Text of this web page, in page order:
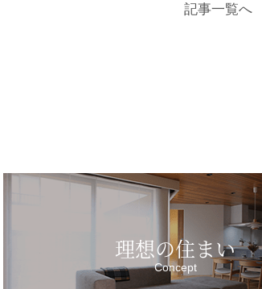
記事一覧へ
理想の住まい
Concept